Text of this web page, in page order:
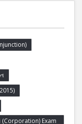
(Corporation) Exam